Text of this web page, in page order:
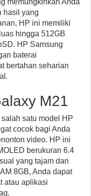
memungkinkan Anda
hasil yang
HP ini memiliki
hingga 512GB
HP Samsung
baterai
bertahan seharian
M21
satu model HP
cocok bagi Anda
video. HP ini
berukuran 6.4
yang tajam dan
8GB, Anda dapat
atau aplikasi